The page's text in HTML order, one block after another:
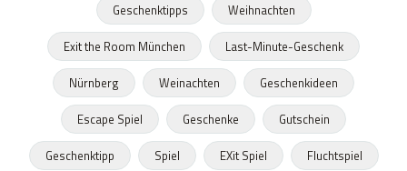
Geschenktipps
Weihnachten
Exit the Room München
Last-Minute-Geschenk
Nürnberg
Weinachten
Geschenkideen
Escape Spiel
Geschenke
Gutschein
Geschenktipp
Spiel EXit Spiel
Fluchtspiel